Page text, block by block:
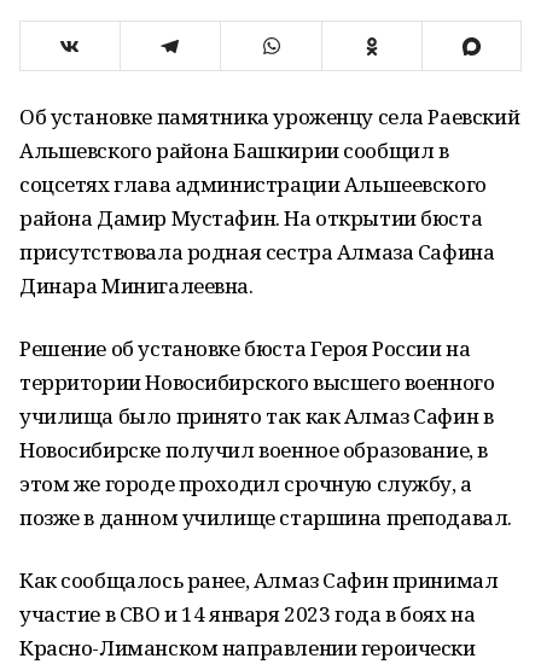
Об установке памятника уроженцу села Раевский
Альшевского района Башкирии сообщил в
соцсетях глава администрации Альшеевского
района Дамир Мустафин. На открытии бюста
присутствовала родная сестра Алмаза Сафина
Динара Минигалеевна.
Решение об установке бюста Героя России на
территории Новосибирского высшего военного
училища было принято так как Алмаз Сафин в
Новосибирске получил военное образование, в
этом же городе проходил срочную службу, а
позже в данном училище старшина преподавал.
Как сообщалось ранее, Алмаз Сафин принимал
участие в СВО и 14 января 2023 года в боях на
Красно-Лиманском направлении героически